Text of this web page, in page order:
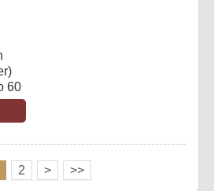
60
2 > >>